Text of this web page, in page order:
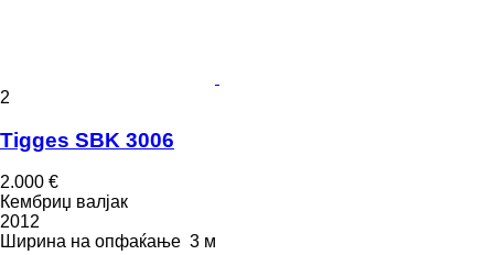
2
Tigges SBK 3006
2.000 €
Кембриџ валјак
2012
Ширина на опфаќање 3 м